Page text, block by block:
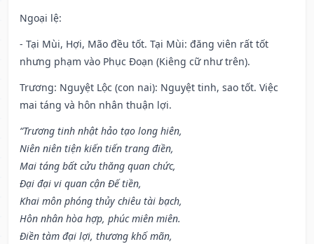
Ngoại lệ:
- Tại Mùi, Hợi, Mão đều tốt. Tại Mùi: đăng viên rất tốt
nhưng phạm vào Phục Đoạn (Kiêng cữ như trên).
Trương: Nguyệt Lộc (con nai): Nguyệt tinh, sao tốt. Việc
mai táng và hôn nhân thuận lợi.
“Trương tinh nhật hảo tạo long hiên,
Niên niên tiện kiến tiến trang điền,
Mai táng bất cửu thăng quan chức,
Đại đại vi quan cận Đế tiền,
Khai môn phóng thủy chiêu tài bạch,
Hôn nhân hòa hợp, phúc miên miên.
Điền tàm đại lợi, thương khố mãn,